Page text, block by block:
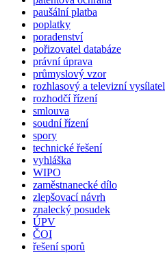
paušální platba
poplatky
poradenství
pořizovatel databáze
právní úprava
průmyslový vzor
rozhlasový a televizní vysílatel
rozhodčí řízení
smlouva
soudní řízení
spory
technické řešení
vyhláška
WIPO
zaměstnanecké dílo
zlepšovací návrh
znalecký posudek
ÚPV
ČOI
řešení sporů